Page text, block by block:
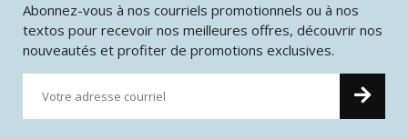
Abonnez-vous à nos courriels promotionnels ou à nos
textos pour recevoir nos meilleures offres, découvrir nos
nouveautés et profiter de promotions exclusives.